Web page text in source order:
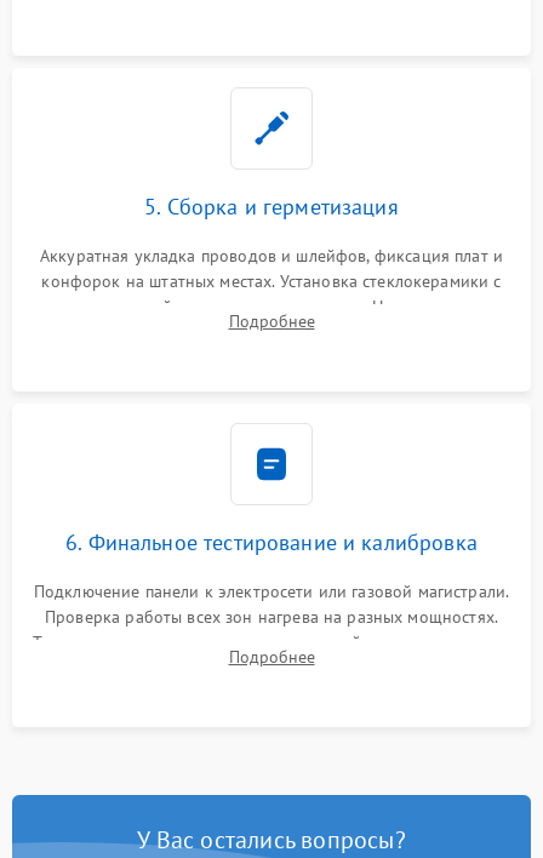
5. Сборка и герметизация
Аккуратная укладка проводов и шлейфов, фиксация плат и
конфорок на штатных местах. Установка стеклокерамики с
проверкой равномерности зазоров. Нанесение
термостойкого герметика или укладка уплотнительной
Подробнее
6. Финальное тестирование и калибровка
Подключение панели к электросети или газовой магистрали.
Проверка работы всех зон нагрева на разных мощностях.
Тестирование сенсорного управления, таймера, индикаторов
остаточного тепла и систем защиты от перегрева.
Подробнее
У Вас остались вопросы?